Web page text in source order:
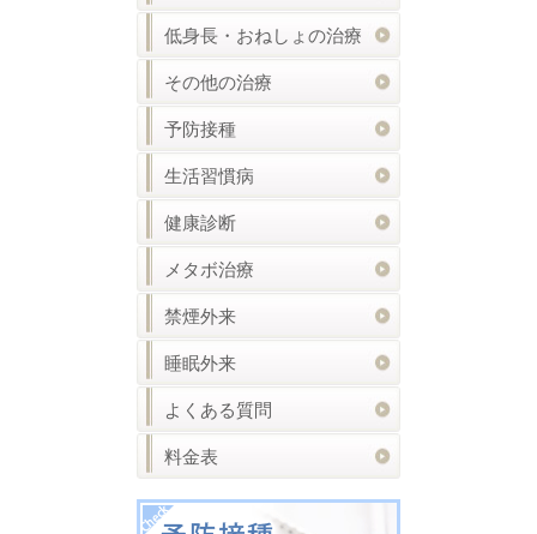
低身長・おねしょの治療
その他の治療
予防接種
生活習慣病
健康診断
メタボ治療
禁煙外来
睡眠外来
よくある質問
料金表